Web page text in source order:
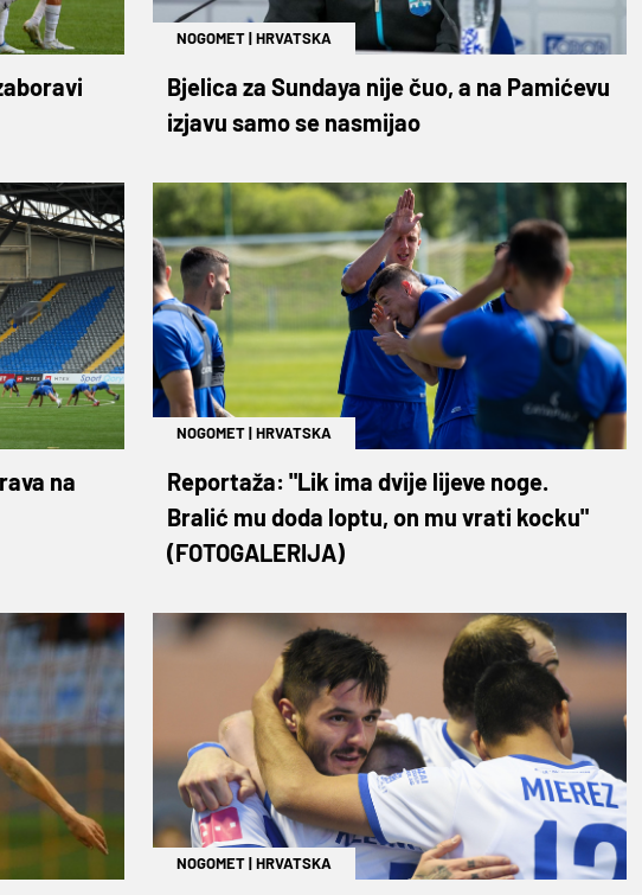
NOGOMET|HRVATSKA
Bjelica za Sundaya nije čuo, a na Pamićevu
izjavu samo se nasmijao
na
NOGOMET|HRVATSKA
Reportaža: "Lik ima dvije lijeve noge.
Bralić mu doda loptu, on mu vrati kocku"
(FOTOGALERIJA)
NOGOMET|HRVATSKA